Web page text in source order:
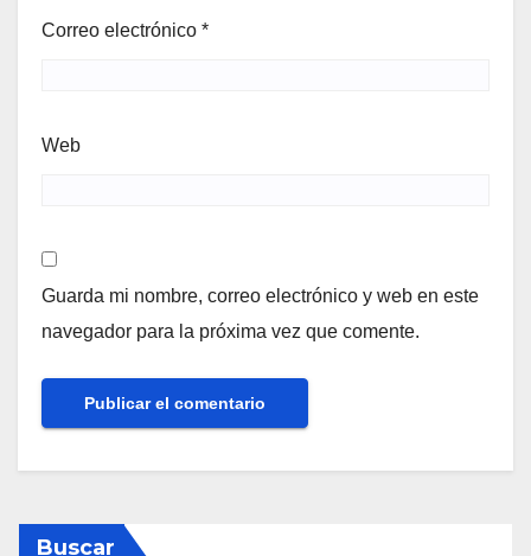
Correo electrónico *
Web
Guarda mi nombre, correo electrónico y web en este
navegador para la próxima vez que comente.
Buscar